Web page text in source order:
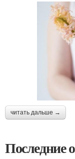
читать дальше →
Последние